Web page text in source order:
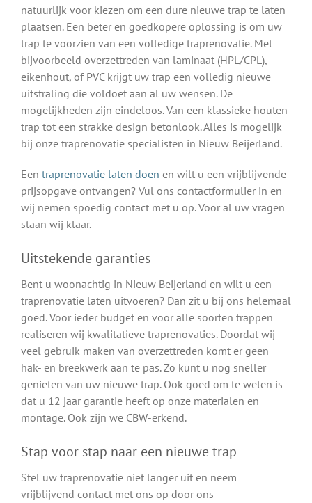
natuurlijk voor kiezen om een dure nieuwe trap te laten
plaatsen. Een beter en goedkopere oplossing is om uw
trap te voorzien van een volledige traprenovatie. Met
bijvoorbeeld overzettreden van laminaat (HPL/CPL),
eikenhout, of PVC krijgt uw trap een volledig nieuwe
uitstraling die voldoet aan al uw wensen. De
mogelijkheden zijn eindeloos. Van een klassieke houten
trap tot een strakke design betonlook. Alles is mogelijk
bij onze traprenovatie specialisten in Nieuw Beijerland.
Een traprenovatie laten doen en wilt u een vrijblijvende
prijsopgave ontvangen? Vul ons contactformulier in en
wij nemen spoedig contact met u op. Voor al uw vragen
staan wij klaar.
Uitstekende garanties
Bent u woonachtig in Nieuw Beijerland en wilt u een
traprenovatie laten uitvoeren? Dan zit u bij ons helemaal
goed. Voor ieder budget en voor alle soorten trappen
realiseren wij kwalitatieve traprenovaties. Doordat wij
veel gebruik maken van overzettreden komt er geen
hak- en breekwerk aan te pas. Zo kunt u nog sneller
genieten van uw nieuwe trap. Ook goed om te weten is
dat u 12 jaar garantie heeft op onze materialen en
montage. Ook zijn we CBW-erkend.
Stap voor stap naar een nieuwe trap
Stel uw traprenovatie niet langer uit en neem
vrijblijvend contact met ons op door ons